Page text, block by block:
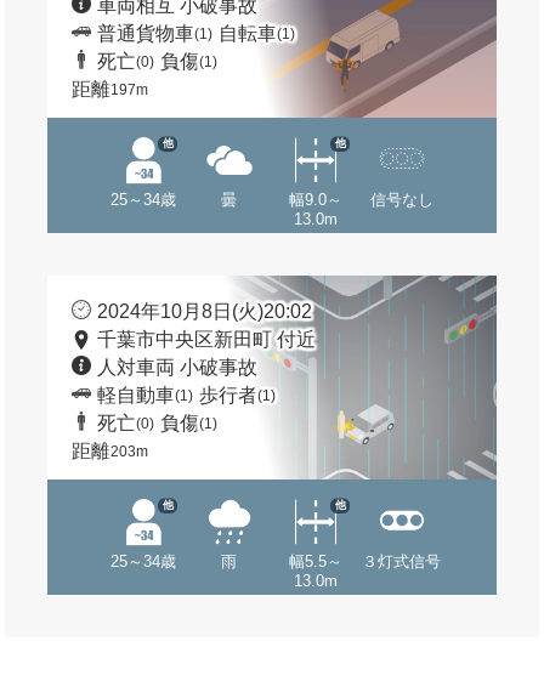
車両相互 小破事故
普通貨物車(1) 自転車(1)
死亡(0) 負傷(1)
距離197m
25～34歳
他
曇
幅9.0～
13.0m
他
信号なし
2024年10月8日(火)20:02
千葉市中央区新田町 付近
人対車両 小破事故
軽自動車(1) 歩行者(1)
死亡(0) 負傷(1)
距離203m
25～34歳
他
雨
幅5.5～
13.0m
他
３灯式信号